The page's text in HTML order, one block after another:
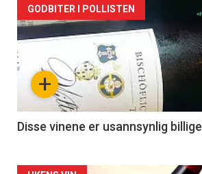
Forsiden
akkurat
nå
3
+
GODBITER I POLLISTEN
Disse vinene er usannsynlig billige